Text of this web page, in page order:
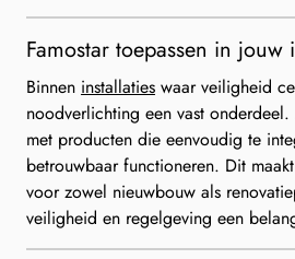
Famostar toepassen in jouw
Binnen installaties waar veiligheid
noodverlichting een vast
met producten die eenvoudig te
betrouwbaar functioneren. Dit
voor zowel nieuwbouw als
veiligheid en regelgeving een